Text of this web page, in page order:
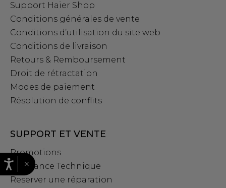
Support Haier Shop
Conditions générales de vente
Conditions d’utilisation du site web
Conditions de livraison
Retours & Remboursement
Droit de rétractation
Modes de paiement
Résolution de conflits
SUPPORT ET VENTE
Promotions
Assistance Technique
Reserver une réparation
×